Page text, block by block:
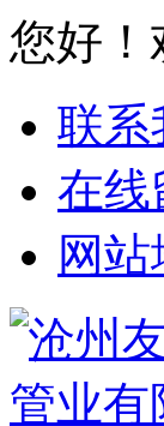
您好！
联系
在线
网站